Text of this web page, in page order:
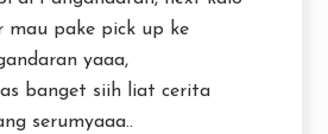
mau pake pick up ke
yaaa,
banget siih liat cerita
serumyaaa..